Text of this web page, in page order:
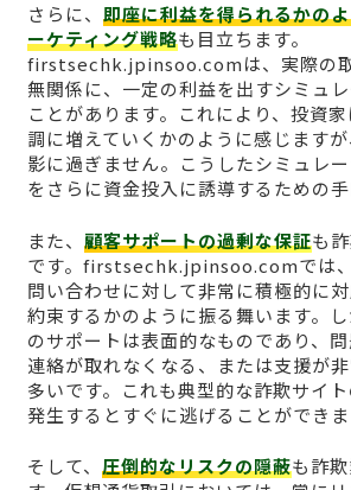
さらに、 即座に利益を得られるかの
ーケティング戦略も目立ちます。
firstsechk.jpinsoo.comは、実際の
無関係に、一定の利益を出すシミュ
ことがあります。これにより、投資
調に増えていくかのように感じます
影に過ぎません。こうしたシミュレ
をさらに資金投入に誘導するための手
また、 顧客サポートの過剰な保証も
です。firstsechk.jpinsoo.comでは
問い合わせに対して非常に積極的に
約束するかのように振る舞います。
のサポートは表面的なものであり、
連絡が取れなくなる、または支援が
多いです。これも典型的な詐欺サイ
発生するとすぐに逃げることができま
そして、 圧倒的なリスクの隠蔽も詐